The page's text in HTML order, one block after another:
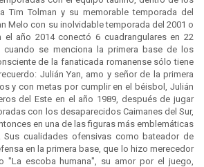
Tim Tolman y su memorable temporada del
Melo con su inolvidable temporada del 2001 o
el año 2014 conectó 6 cuadrangulares en 22
cuando se menciona la primera base de los
de la fanaticada romanense sólo tiene
Julián Yan, amo y señor de la primera
y con metas por cumplir en el béisbol, Julián
del Este en el año 1989, después de jugar
con los desaparecidos Caimanes del Sur,
en una de las figuras más emblemáticas
Sus cualidades ofensivas como bateador de
en la primera base, que lo hizo merecedor
"La escoba humana", su amor por el juego,